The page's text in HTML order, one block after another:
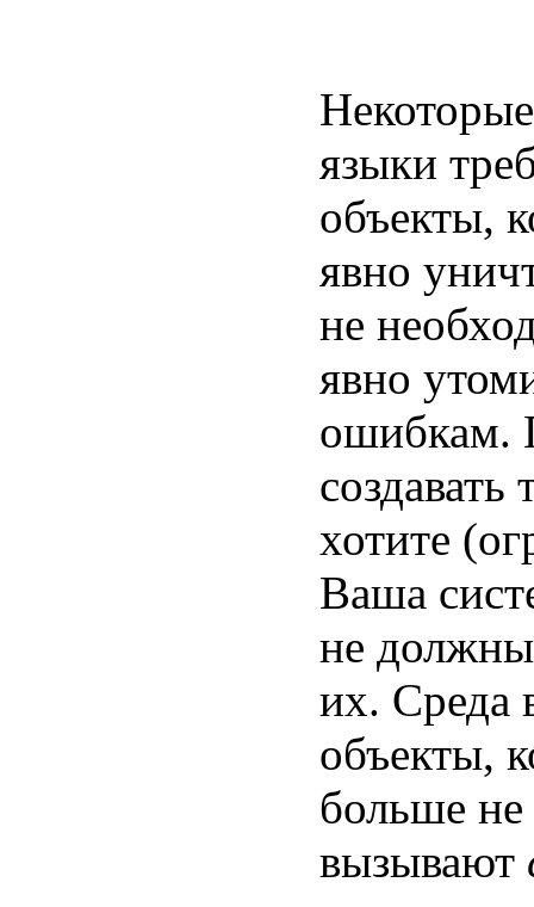
языки
объекты,
явно
не
явно
ошибкам.
хотите
Ваша
не
их. Среда
объекты,
больше не
вызывают